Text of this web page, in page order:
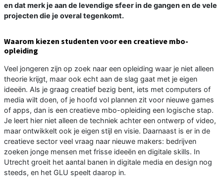
en dat merk je aan de levendige sfeer in de gangen en de vele
projecten die je overal tegenkomt.
Waarom kiezen studenten voor een creatieve mbo-
opleiding
Veel jongeren zijn op zoek naar een opleiding waar je niet alleen
theorie krijgt, maar ook echt aan de slag gaat met je eigen
ideeën. Als je graag creatief bezig bent, iets met computers of
media wilt doen, of je hoofd vol plannen zit voor nieuwe games
of apps, dan is een creatieve mbo-opleiding een logische stap.
Je leert hier niet alleen de techniek achter een ontwerp of video,
maar ontwikkelt ook je eigen stijl en visie. Daarnaast is er in de
creatieve sector veel vraag naar nieuwe makers: bedrijven
zoeken jonge mensen met frisse ideeën en digitale skills. In
Utrecht groeit het aantal banen in digitale media en design nog
steeds, en het GLU speelt daarop in.